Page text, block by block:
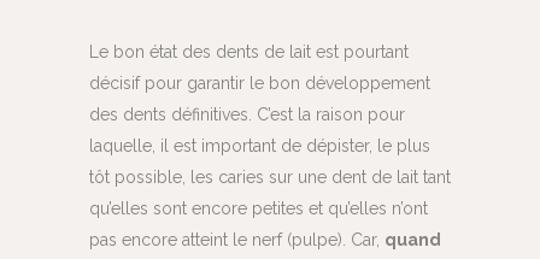
Le bon état des dents de lait est pourtant
décisif pour garantir le bon développement
des dents définitives. C’est la raison pour
laquelle, il est important de dépister, le plus
tôt possible, les caries sur une dent de lait tant
qu’elles sont encore petites et qu’elles n’ont
pas encore atteint le nerf (pulpe). Car, quand